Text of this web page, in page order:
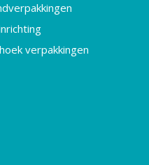
verpakkingen